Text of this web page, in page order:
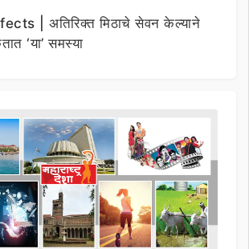
| अतिरिक्त मिठाचे सेवन केल्याने
‘या’ समस्या